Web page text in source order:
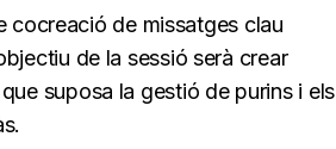
cocreació de missatges clau
de la sessió serà crear
suposa la gestió de purins i els